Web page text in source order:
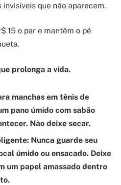
que não aparecem.
15 o par e mantêm o pé
prolonga a vida.
manchas em tênis de
pano úmido com sabão
Não deixe secar.
Nunca guarde seu
úmido ou ensacado. Deixe
um papel amassado dentro